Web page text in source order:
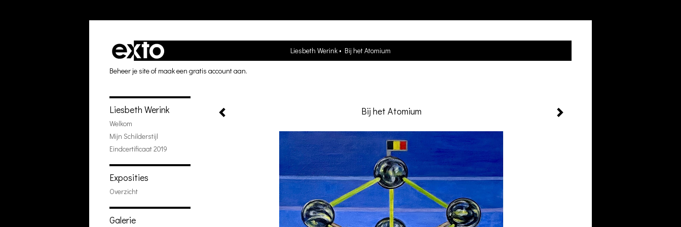
Liesbeth Werink Bij het Atomium
Beheer je siteof maak een gratis account aan.
Bij het Atomium
Liesbeth Werink
Welkom
Mijn Schilderstijl
Eindcertificaat 2019
Exposities
Overzicht
Galerie